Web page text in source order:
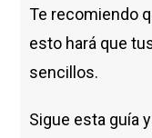
Te recomiendo
esto hará que
sencillos.
Sigue esta guía